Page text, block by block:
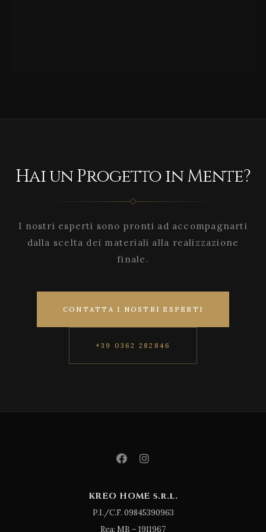
Hai un Progetto in Mente?
I nostri esperti sono pronti ad accompagnarti
dalla scelta dei materiali alla realizzazione
finale.
CONTATTA I NOSTRI ESPERTI
+39 0362 282846
KREO HOME s.r.l.
P.I./C.F. 09845390963
Rea: MB – 1911967